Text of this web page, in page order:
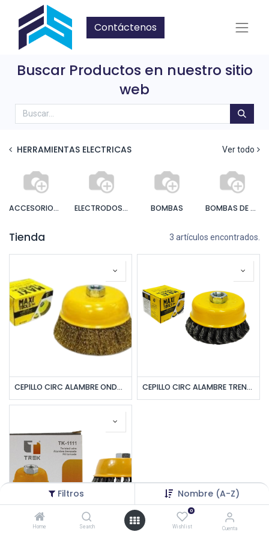
Filtros Nombre (A-Z)
Home Search
0
Wishlist Cuenta
Contáctenos
Buscar Productos en nuestro sitio
web
HERRAMIENTAS ELECTRICAS Ver todo
ACCESORIOS BOMBAS E HIDRONEUMATICOS ELECTRODOS Y ACCESORIOS BOMBAS BOMBAS DE AGUA
Tienda 3 artículos encontrados.
CEPILLO CIRC ALAMBRE ONDULADO 5" ROS 5/8" UNID MAXI TOOLS CEPILLO CIRC ALAMBRE TRENZADO ONDULADO 4" ROS 5/8" UNID MAXI TOOLS